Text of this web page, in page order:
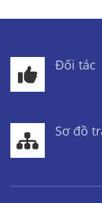
Đối tác
Sơ đồ